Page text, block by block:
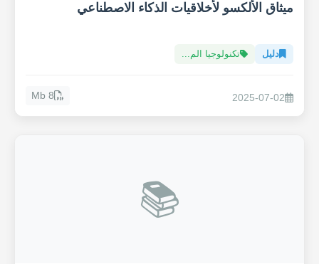
ميثاق الألكسو لأخلاقيات الذكاء الاصطناعي
دليل تكنولوجيا الم...
2025-07-02
8 Mb
📚